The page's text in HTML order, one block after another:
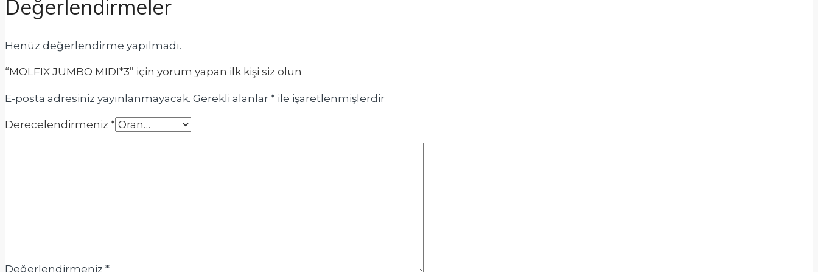
Değerlendirmeler
Henüz değerlendirme yapılmadı.
“MOLFIX JUMBO MIDI*3” için yorum yapan ilk kişi siz olun
E-posta adresiniz yayınlanmayacak. Gerekli alanlar * ile işaretlenmişlerdir
Derecelendirmeniz *
Değerlendirmeniz *